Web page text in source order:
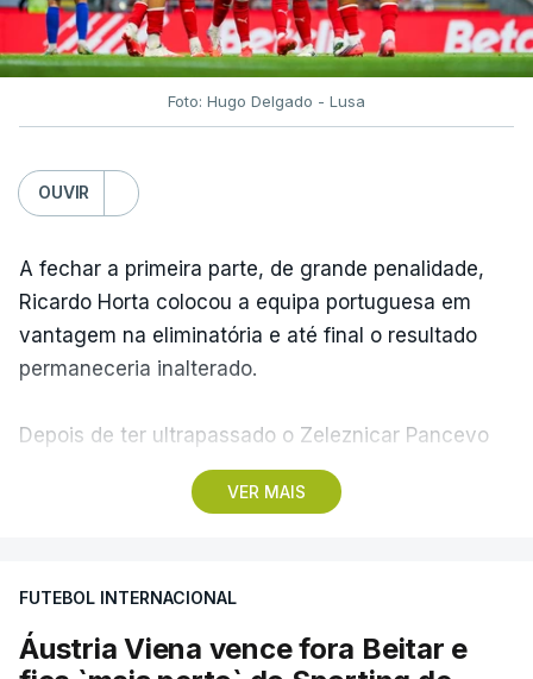
Foto: Hugo Delgado - Lusa
OUVIR
VER MAIS
A fechar a primeira parte, de grande penalidade,
Ricardo Horta colocou a equipa portuguesa em
vantagem na eliminatória e até final o resultado
permaneceria inalterado.
Depois de ter ultrapassado o Zeleznicar Pancevo
na segunda pré-eliminatória de acesso à fase de
liga da Liga Conferência, caso elimine Dínamo de
ao facto de a Bielorrússia ser aliada da Rússia - o
Sporting de Braga irá defrontar no play-off o
vencedor da eliminatória entre Beitar e Áustria
FUTEBOL INTERNACIONAL
Áustria Viena vence fora Beitar e